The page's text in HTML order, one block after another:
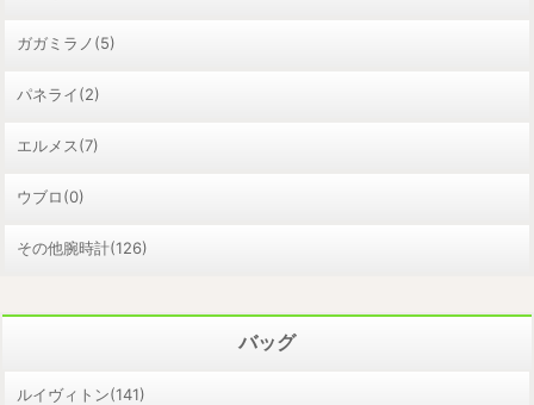
ガガミラノ(5)
パネライ(2)
エルメス(7)
ウブロ(0)
その他腕時計(126)
バッグ
ルイヴィトン(141)